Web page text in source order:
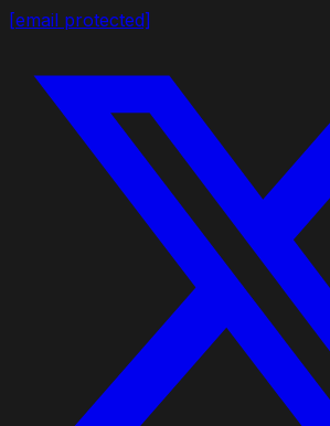
[email protected]